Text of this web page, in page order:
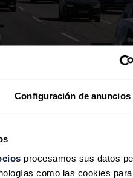
Configuración de anuncios
procesamos sus datos
como las cookies para
parque